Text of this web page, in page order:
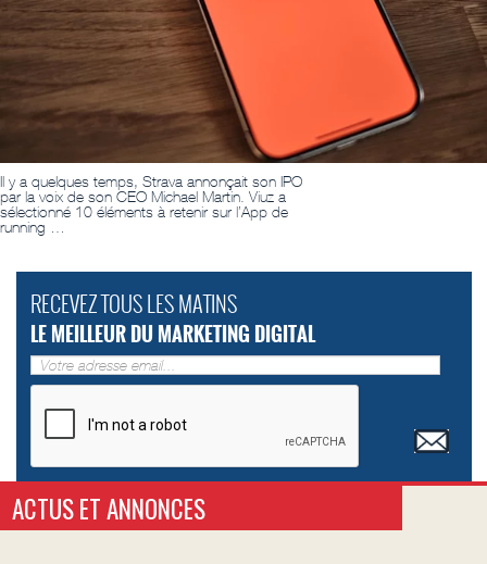
Il y a quelques temps, Strava annonçait son IPO
par la voix de son CEO Michael Martin. Viuz a
sélectionné 10 éléments à retenir sur l’App de
running …
RECEVEZ TOUS LES MATINS
LE MEILLEUR DU MARKETING DIGITAL
ACTUS ET ANNONCES